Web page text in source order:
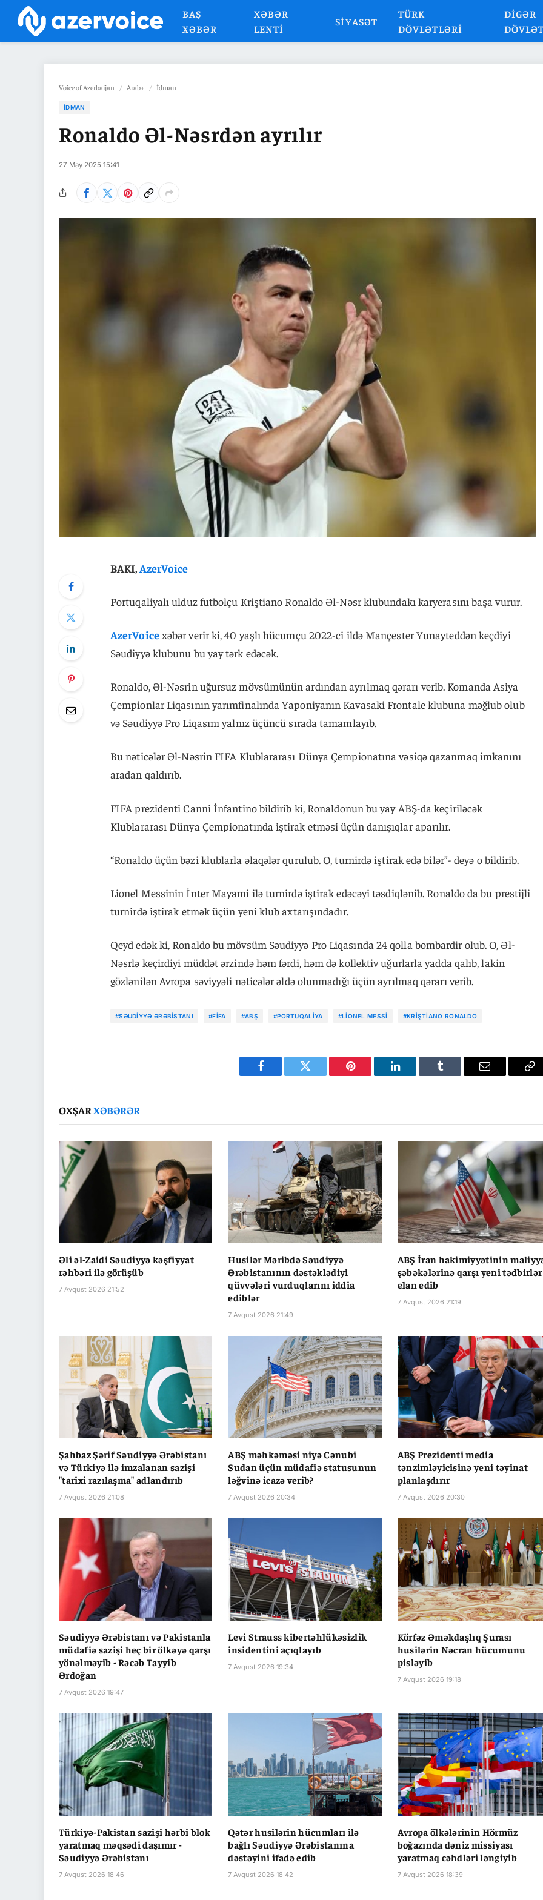
BAŞ
XƏBƏR
XƏBƏR
LENTI
SIYASƏT
TÜRK
DÖVLƏTLƏRI
DIGƏR
Voice of Azerbaijan / Arab+ / İdman
İDMAN
Ronaldo Əl-Nəsrdən ayrılır
27 May 2025 15:41
BAKI,AzerVoice
Portuqaliyalı ulduz futbolçu Kriştiano Ronaldo Əl-Nəsr klubundakı karyerasını başa vurur.
AzerVoicexəbər verir ki, 40 yaşlı hücumçu 2022-ci ildə Mançester Yunayteddən keçdiyi
Səudiyyə klubunu bu yay tərk edəcək.
Ronaldo, Əl-Nəsrin uğursuz mövsümünün ardından ayrılmaq qərarı verib. Komanda Asiya
Çempionlar Liqasının yarımfinalında Yaponiyanın Kavasaki Frontale klubuna məğlub olub
və Səudiyyə Pro Liqasını yalnız üçüncü sırada tamamlayıb.
Bu nəticələr Əl-Nəsrin FIFA Klublararası Dünya Çempionatına vəsiqə qazanmaq imkanını
aradan qaldırıb.
FIFA prezidenti Canni İnfantino bildirib ki, Ronaldonun bu yay ABŞ-da keçiriləcək
Klublararası Dünya Çempionatında iştirak etməsi üçün danışıqlar aparılır.
“Ronaldo üçün bəzi klublarla əlaqələr qurulub. O, turnirdə iştirak edə bilər”- deyə o bildirib.
Lionel Messinin İnter Mayami ilə turnirdə iştirak edəcəyi təsdiqlənib. Ronaldo da bu prestijli
turnirdə iştirak etmək üçün yeni klub axtarışındadır.
Qeyd edək ki, Ronaldo bu mövsüm Səudiyyə Pro Liqasında 24 qolla bombardir olub. O, Əl-
Nəsrlə keçirdiyi müddət ərzində həm fərdi, həm də kollektiv uğurlarla yadda qalıb, lakin
gözlənilən Avropa səviyyəli nəticələr əldə olunmadığı üçün ayrılmaq qərarı verib.
#SƏUDIYYƏ ƏRƏBISTANI #FİFA #ABŞ #PORTUQALIYA #LIONEL MESSI #KRIŞTIANO RONALDO
Facebook Twitter Pinterest LinkedIn Tumblr Email
OXŞARXƏBƏRƏR
Əli əl-Zaidi Səudiyyə kəşfiyyat
rəhbəri ilə görüşüb
7 Avqust 2026 21:52
Husilər Məribdə Səudiyyə
Ərəbistanının dəstəklədiyi
qüvvələri vurduqlarını iddia
ediblər
7 Avqust 2026 21:49
ABŞ İran hakimiyyətinin
şəbəkələrinə qarşı yeni tədbirlər
elan edib
7 Avqust 2026 21:19
Şahbaz Şərif Səudiyyə Ərəbistanı
və Türkiyə ilə imzalanan sazişi
"tarixi razılaşma" adlandırıb
7 Avqust 2026 21:08
ABŞ məhkəməsi niyə Cənubi
Sudan üçün müdafiə statusunun
ləğvinə icazə verib?
7 Avqust 2026 20:34
ABŞ Prezidenti media
tənzimləyicisinə yeni təyinat
planlaşdırır
7 Avqust 2026 20:30
Səudiyyə Ərəbistanı və Pakistanla
müdafiə sazişi heç bir ölkəyə qarşı
yönəlməyib - Rəcəb Tayyib
Ərdoğan
7 Avqust 2026 19:47
Levi Strauss kibertəhlükəsizlik
insidentini açıqlayıb
7 Avqust 2026 19:34
Körfəz Əməkdaşlıq Şurası
husilərin Nəcran hücumunu
pisləyib
7 Avqust 2026 19:18
Türkiyə-Pakistan sazişi hərbi blok
yaratmaq məqsədi daşımır -
Səudiyyə Ərəbistanı
7 Avqust 2026 18:46
Qətər husilərin hücumları ilə
bağlı Səudiyyə Ərəbistanına
dəstəyini ifadə edib
7 Avqust 2026 18:42
Avropa ölkələrinin Hörmüz
boğazında dəniz missiyası
yaratmaq cəhdləri ləngiyib
7 Avqust 2026 18:39